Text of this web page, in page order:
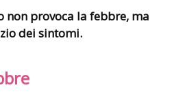
non provoca la febbre, ma
dei sintomi.